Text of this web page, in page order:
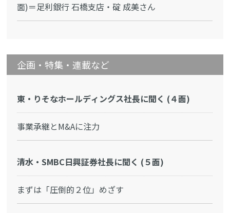
面)＝足利銀行 石橋支店・碇 成美さん
企画・特集・連載など
東・りそなホールディングス社長に聞く (４面)
事業承継とM&Aに注力
清水・SMBC日興証券社長に聞く (５面)
まずは「圧倒的２位」めざす